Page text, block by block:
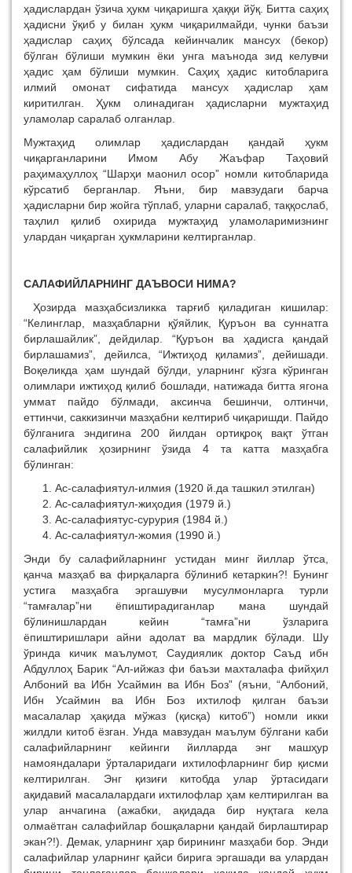
ҳадислардан ўзича ҳукм чиқаришга ҳаққи йўқ. Битта саҳиҳ
ҳадисни ўқиб у билан ҳукм чиқарилмайди, чунки баъзи
ҳадислар саҳиҳ бўлсада кейинчалик мансух (бекор)
бўлган бўлиши мумкин ёки унга маънода зид келувчи
ҳадис ҳам бўлиши мумкин. Саҳиҳ ҳадис китобларига
илмий омонат сифатида мансух ҳадислар ҳам
киритилган. Ҳукм олинадиган ҳадисларни мужтаҳид
уламолар саралаб олганлар.
Мужтаҳид олимлар ҳадислардан қандай ҳукм
чиқарганларини Имом Абу Жаъфар Таҳовий
раҳимаҳуллоҳ “Шарҳи маонил осор” номли китобларида
кўрсатиб берганлар. Яъни, бир мавзудаги барча
ҳадисларни бир жойга тўплаб, уларни саралаб, таққослаб,
таҳлил қилиб охирида мужтаҳид уламоларимизнинг
улардан чиқарган ҳукмларини келтирганлар.
САЛАФИЙЛАРНИНГ ДАЪВОСИ НИМА?
Ҳозирда мазҳабсизликка тарғиб қиладиган кишилар:
“Келинглар, мазҳабларни қўяйлик, Қуръон ва суннатга
бирлашайлик”, дейдилар. “Қуръон ва ҳадисга қандай
бирлашамиз”, дейилса, “Ижтиҳод қиламиз”, дейишади.
Воқеликда ҳам шундай бўлди, уларнинг кўзга кўринган
олимлари ижтиҳод қилиб бошлади, натижада битта ягона
уммат пайдо бўлмади, аксинча бешинчи, олтинчи,
еттинчи, саккизинчи мазҳабни келтириб чиқаришди. Пайдо
бўлганига эндигина 200 йилдан ортиқроқ вақт ўтган
салафийлик ҳозирнинг ўзида 4 та катта мазҳабга
бўлинган:
Ас-салафиятул-илмия (1920 й.да ташкил этилган)
Ас-салафиятул-жиҳодия (1979 й.)
Ас-салафиятус-сурурия (1984 й.)
Ас-салафиятул-жомия (1990 й.)
Энди бу салафийларнинг устидан минг йиллар ўтса,
қанча мазҳаб ва фирқаларга бўлиниб кетаркин?! Бунинг
устига мазҳабга эргашувчи мусулмонларга турли
“тамғалар”ни ёпиштирадиганлар мана шундай
бўлинишлардан кейин “тамға”ни ўзларига
ёпиштиришлари айни адолат ва мардлик бўлади. Шу
ўринда кичик маълумот, Саудиялик доктор Саъд ибн
Абдуллоҳ Барик “Ал-ийжаз фи баъзи махталафа фийҳил
Албоний ва Ибн Усаймин ва Ибн Боз” (яъни, “Албоний,
Ибн Усаймин ва Ибн Боз ихтилоф қилган баъзи
масалалар ҳақида мўжаз (қисқа) китоб”) номли икки
жилдли китоб ёзган. Унда мавзудан маълум бўлгани каби
салафийларнинг кейинги йилларда энг машҳур
намояндалари ўрталаридаги ихтилофларнинг бир қисми
келтирилган. Энг қизиғи китобда улар ўртасидаги
ақидавий масалалардаги ихтилофлар ҳам келтирилган ва
улар анчагина (ажабки, ақидада бир нуқтага кела
олмаётган салафийлар бошқаларни қандай бирлаштирар
экан?!). Демак, уларнинг ҳар бирининг мазҳаби бор. Энди
салафийлар уларнинг қайси бирига эргашади ва улардан